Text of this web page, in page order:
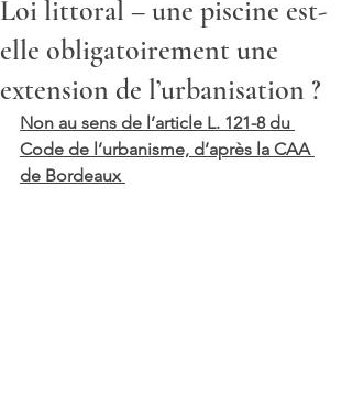
Loi littoral – une piscine est-
elle obligatoirement une
extension de l’urbanisation ?
Non au sens de l’article L. 121-8 du
Code de l’urbanisme, d’après la CAA
de Bordeaux